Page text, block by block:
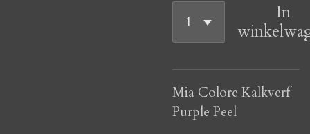
In
Mia Colore Kalkverf
Purple Peel